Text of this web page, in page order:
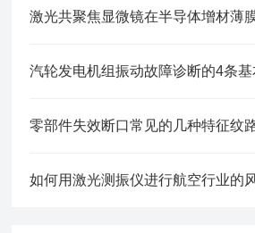
汽轮发电机组振动故障诊断的4条基
零部件失效断口常见的几种特征纹